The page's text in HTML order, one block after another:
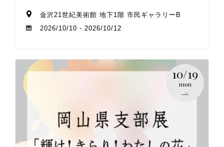
金沢21世紀美術館 地下1階 市民ギャラリーB
2026/10/10 - 2026/10/12
10/19
mon